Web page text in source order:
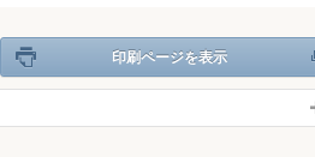
印刷ページを表示